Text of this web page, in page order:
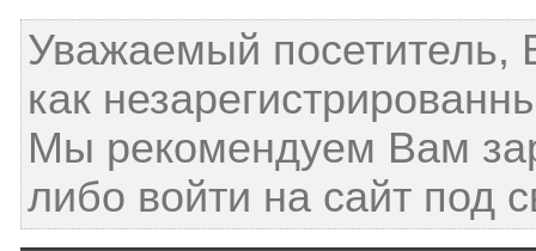
Уважаемый посетитель,
как
Мы рекомендуем Вам
либо войти на сайт под